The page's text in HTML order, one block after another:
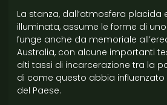
La stanza, dall’atmosfera placida
illuminata, assume le forme di
funge anche da memoriale
Australia, con alcune importanti
alti tassi di incarcerazione tra la
di come questo abbia influenzato
del Paese.